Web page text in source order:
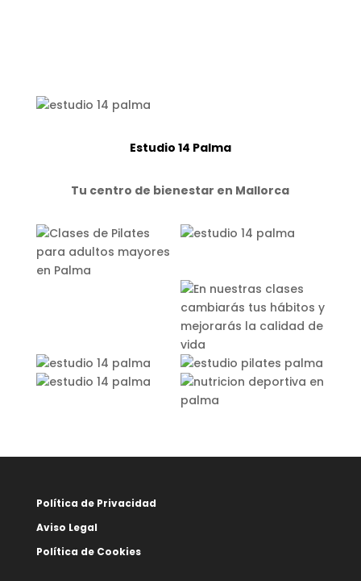
Estudio 14 Palma
Tu centro de bienestar en Mallorca
Política de Privacidad
Aviso Legal
Política de Cookies